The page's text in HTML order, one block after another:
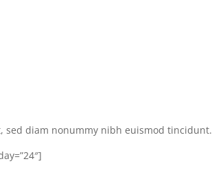
sed diam nonummy nibh euismod tincidunt.